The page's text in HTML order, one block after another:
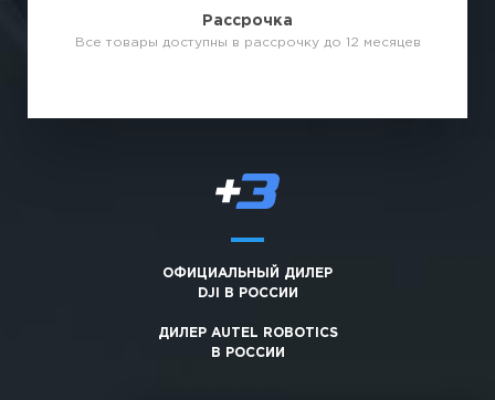
Рассрочка
Все товары доступны в рассрочку до 12 месяцев
ОФИЦИАЛЬНЫЙ ДИЛЕР
DJI В РОССИИ
ДИЛЕР AUTEL ROBOTICS
В РОССИИ